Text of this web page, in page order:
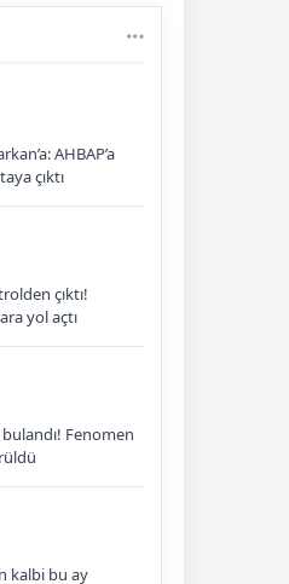
AHBAP’a
çıktı
çıktı!
yol açtı
bulandı! Fenomen
kalbi bu ay